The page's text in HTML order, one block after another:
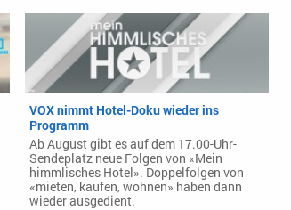
VOX nimmt Hotel-Doku wieder ins
Programm
Ab August gibt es auf dem 17.00-Uhr-
Sendeplatz neue Folgen von «Mein
himmlisches Hotel». Doppelfolgen von
«mieten, kaufen, wohnen» haben dann
wieder ausgedient.